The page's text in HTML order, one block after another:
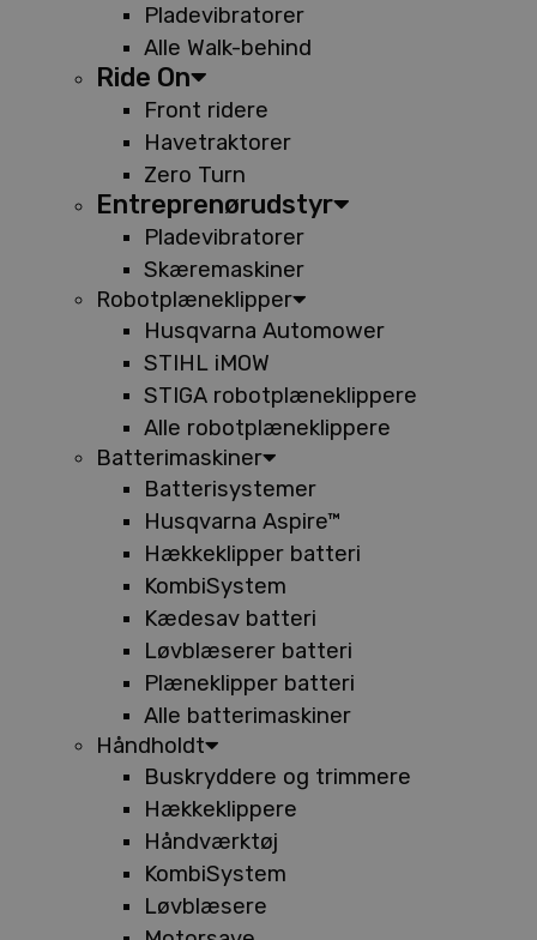
Pladevibratorer
Alle Walk-behind
Ride On
Front ridere
Havetraktorer
Zero Turn
Entreprenørudstyr
Pladevibratorer
Skæremaskiner
Robotplæneklipper
Husqvarna Automower
STIHL iMOW
STIGA robotplæneklippere
Alle robotplæneklippere
Batterimaskiner
Batterisystemer
Husqvarna Aspire™
Hækkeklipper batteri
KombiSystem
Kædesav batteri
Løvblæserer batteri
Plæneklipper batteri
Alle batterimaskiner
Håndholdt
Buskryddere og trimmere
Hækkeklippere
Håndværktøj
KombiSystem
Løvblæsere